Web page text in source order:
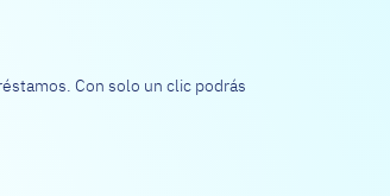
Con solo un clic podrás